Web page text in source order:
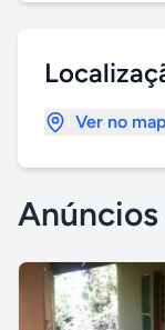
Ver no